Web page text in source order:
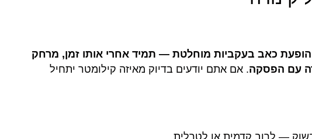
הופעת כאב בעקביות מוחלטת — תמיד אחרי אותו זמן, מרחק
עם הפסקה. אם אתם יודעים בדיוק מאיזה קילומטר יתחיל
— לרוב קדמית או לטרלית